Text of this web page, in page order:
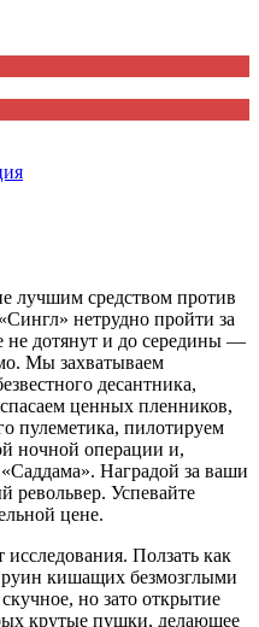
лучшим средством против
нетрудно пройти за
не дотянут и до середины —
Мы захватываем
десантника,
ценных пленников,
пулеметика, пилотируем
ночной операции и,
Наградой за ваши
револьвер. Успевайте
цене.
Ползать как
кишащих безмозглыми
но зато открытие
крутые пушки, делающее